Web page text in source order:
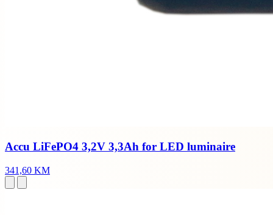
Accu LiFePO4 3,2V 3,3Ah for LED luminaire
341,60 KM